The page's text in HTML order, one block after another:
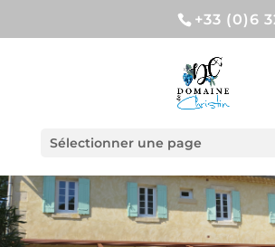
+33 (0)6
Sélectionner une page